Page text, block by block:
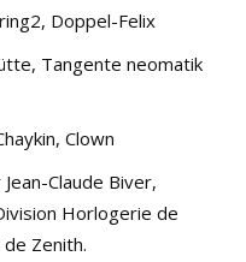
Doppel-Felix
Tangente neomatik
Clown
Claude Biver,
Horlogerie de
Zenith.